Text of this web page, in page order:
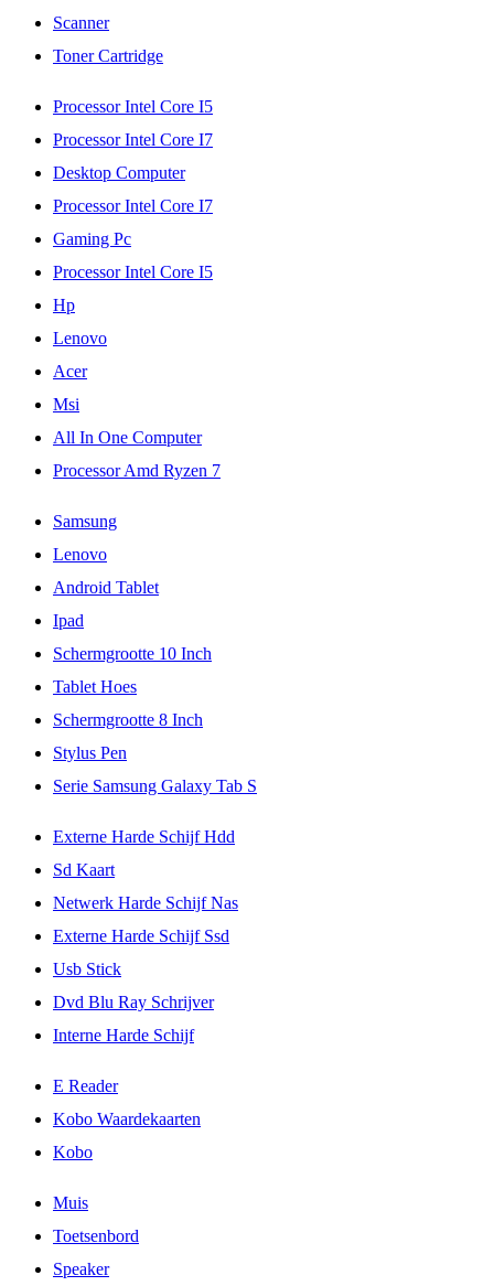
Scanner
Toner Cartridge
Processor Intel Core I5
Processor Intel Core I7
Desktop Computer
Processor Intel Core I7
Gaming Pc
Processor Intel Core I5
Hp
Lenovo
Acer
Msi
All In One Computer
Processor Amd Ryzen 7
Samsung
Lenovo
Android Tablet
Ipad
Schermgrootte 10 Inch
Tablet Hoes
Schermgrootte 8 Inch
Stylus Pen
Serie Samsung Galaxy Tab S
Externe Harde Schijf Hdd
Sd Kaart
Netwerk Harde Schijf Nas
Externe Harde Schijf Ssd
Usb Stick
Dvd Blu Ray Schrijver
Interne Harde Schijf
E Reader
Kobo Waardekaarten
Kobo
Muis
Toetsenbord
Speaker